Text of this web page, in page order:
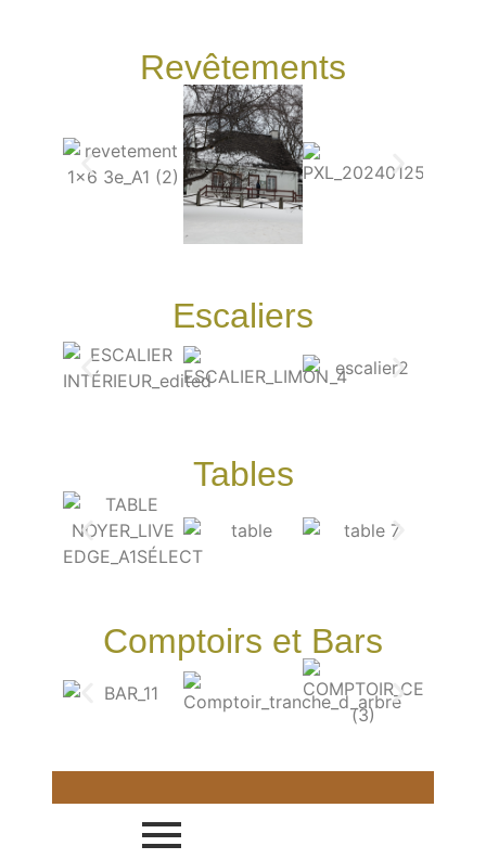
Revêtements
Escaliers
Tables
Comptoirs et Bars